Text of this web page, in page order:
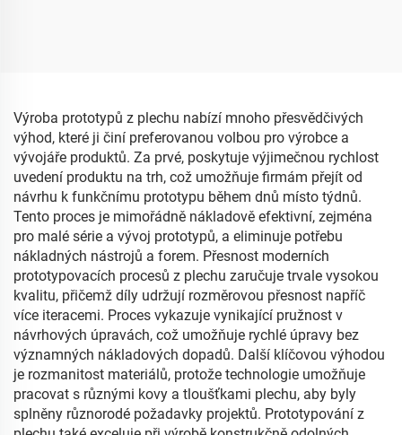
Výroba prototypů z plechu nabízí mnoho přesvědčivých
výhod, které ji činí preferovanou volbou pro výrobce a
vývojáře produktů. Za prvé, poskytuje výjimečnou rychlost
uvedení produktu na trh, což umožňuje firmám přejít od
návrhu k funkčnímu prototypu během dnů místo týdnů.
Tento proces je mimořádně nákladově efektivní, zejména
pro malé série a vývoj prototypů, a eliminuje potřebu
nákladných nástrojů a forem. Přesnost moderních
prototypovacích procesů z plechu zaručuje trvale vysokou
kvalitu, přičemž díly udržují rozměrovou přesnost napříč
více iteracemi. Proces vykazuje vynikající pružnost v
návrhových úpravách, což umožňuje rychlé úpravy bez
významných nákladových dopadů. Další klíčovou výhodou
je rozmanitost materiálů, protože technologie umožňuje
pracovat s různými kovy a tloušťkami plechu, aby byly
splněny různorodé požadavky projektů. Prototypování z